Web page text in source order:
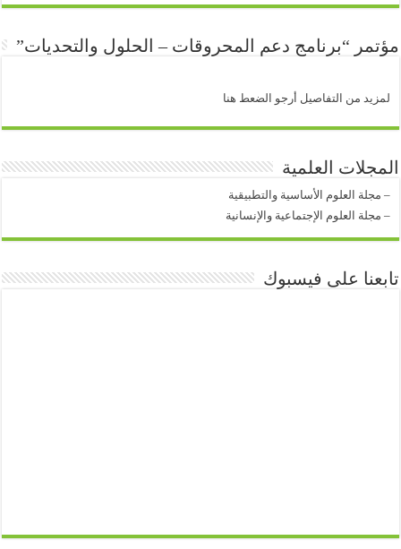
مؤتمر “برنامج دعم المحروقات – الحلول والتحديات”
لمزيد من التفاصيل أرجو الضعط هنا
المجلات العلمية
– مجلة العلوم الأساسية والتطبيقية
– مجلة العلوم الإجتماعية والإنسانية
تابعنا على فيسبوك